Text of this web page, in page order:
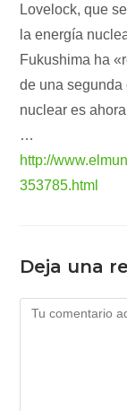
Lovelock, que
la energía
Fukushima ha
de una segunda
nuclear es
…
http://
353785.html
Deja una
Comentario